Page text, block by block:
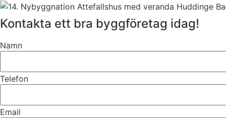
Kontakta ett bra byggföretag idag!
Namn
Telefon
Email